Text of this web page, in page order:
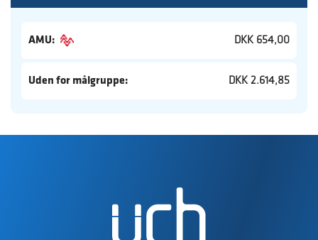
AMU: DKK 654,00
Uden for målgruppe: DKK 2.614,85